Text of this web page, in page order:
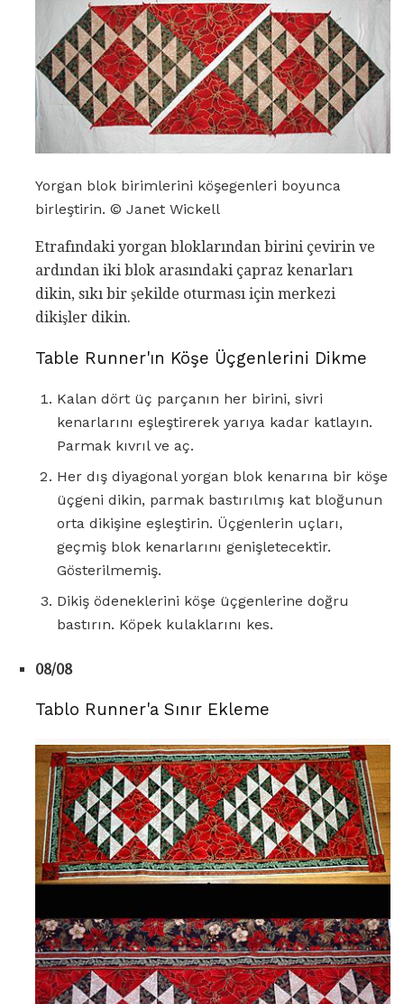
Yorgan blok birimlerini köşegenleri boyunca
birleştirin. © Janet Wickell
Etrafındaki yorgan bloklarından birini çevirin ve
ardından iki blok arasındaki çapraz kenarları
dikin, sıkı bir şekilde oturması için merkezi
dikişler dikin.
Table Runner'ın Köşe Üçgenlerini Dikme
Kalan dört üç parçanın her birini, sivri
kenarlarını eşleştirerek yarıya kadar katlayın.
Parmak kıvrıl ve aç.
Her dış diyagonal yorgan blok kenarına bir köşe
üçgeni dikin, parmak bastırılmış kat bloğunun
orta dikişine eşleştirin. Üçgenlerin uçları,
geçmiş blok kenarlarını genişletecektir.
Gösterilmemiş.
Dikiş ödeneklerini köşe üçgenlerine doğru
bastırın. Köpek kulaklarını kes.
08/08
Tablo Runner'a Sınır Ekleme